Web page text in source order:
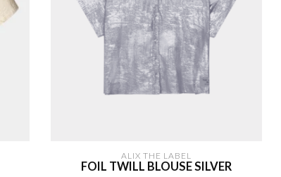
ALIX THE LABEL
FOIL TWILL BLOUSE SILVER